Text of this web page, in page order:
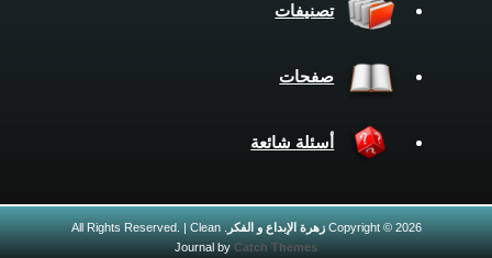
تصنيفات
صفحات
أسئلة شائعة
Copyright © 2026 زهرة الإبداع و الفكر
. All Rights Reserved. | Clean
Journal by Catch Themes